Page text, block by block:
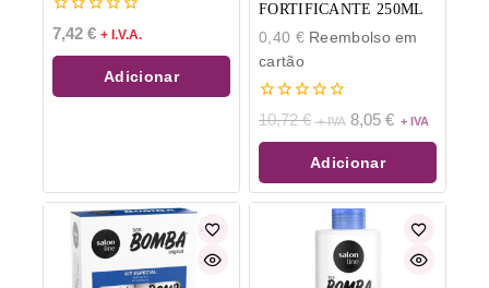
0
de
5
7,42 € + I.V.A.
Adicionar
FORTIFICANTE 250ML
0,40 €Reembolso em
cartão
0
de
5
10,72€ 8,05 €
Adicionar